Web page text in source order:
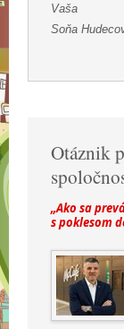
Vaša
Soňa
Otáznik
„Ako sa
s poklesom